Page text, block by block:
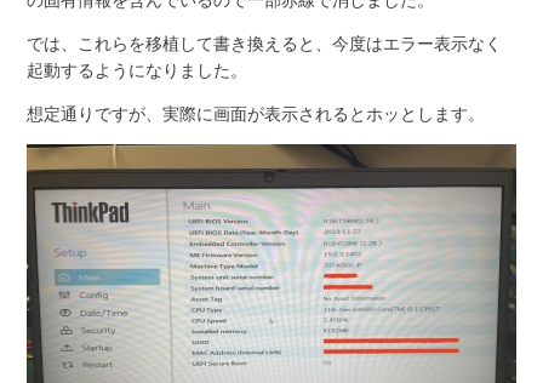
では、これらを移植して書き換えると、今度はエラー表示なく
起動するようになりました。
想定通りですが、実際に画面が表示されるとホッとします。